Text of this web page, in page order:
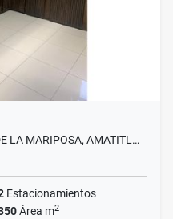
LA MARIPOSA, AMATITL…
Estacionamientos
Área m2